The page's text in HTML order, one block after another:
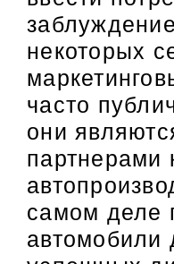
некоторых
часто
они
партнерами
самом деле